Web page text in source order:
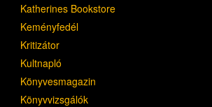
Katherines Bookstore
Keményfedél
Kritizátor
Kultnapló
Könyvesmagazin
Könyvvizsgálók